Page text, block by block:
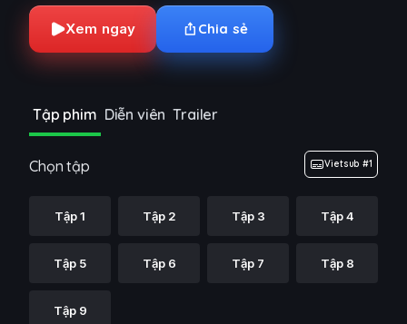
Xem ngay Chia sẻ
Tập phim Diễn viên Trailer
Chọn tập Vietsub #1
Tập 1 Tập 2 Tập 3 Tập 4
Tập 5 Tập 6 Tập 7 Tập 8
Tập 9